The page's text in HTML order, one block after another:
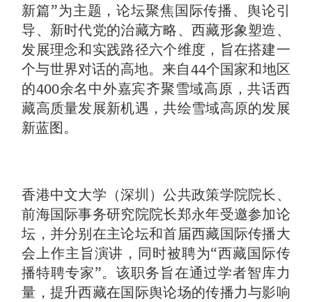
新篇”为主题，论坛聚焦国际传播、舆论引
导、新时代党的治藏方略、西藏形象塑造、
发展理念和实践路径六个维度，旨在搭建一
个与世界对话的高地。来自44个国家和地区
的400余名中外嘉宾齐聚雪域高原，共话西
藏高质量发展新机遇，共绘雪域高原的发展
新蓝图。
香港中文大学（深圳）公共政策学院院长、
前海国际事务研究院院长郑永年受邀参加论
坛，并分别在主论坛和首届西藏国际传播大
会上作主旨演讲，同时被聘为“西藏国际传
播特聘专家”。该职务旨在通过学者智库力
量，提升西藏在国际舆论场的传播力与影响